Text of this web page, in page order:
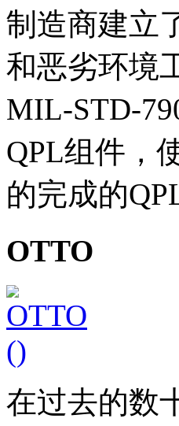
制造商建立
和恶劣环境
MIL-STD-
QPL组件，
的完成的
OTTO
在过去的数